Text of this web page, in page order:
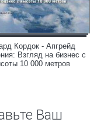
Кордок - Апгрейд
Взгляд на бизнес с
10 000 метров
Ваш